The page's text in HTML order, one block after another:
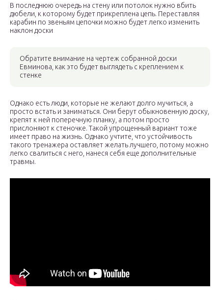
В последнюю очередь на стену или потолок нужно вбить
дюбели, к которому будет прикреплена цепь. Переставляя
карабин по звеньям цепочки можно будет легко изменить
наклон доски
Обратите внимание на чертеж собранной доски
Евминова, как это будет выглядеть с креплением к
стенке
Однако есть люди, которые не желают долго мучиться, а
просто встать и заниматься. Они берут обыкновенную доску,
крепят к ней поперечную планку, а потом просто
прислоняют к стеночке. Такой упрощенный вариант тоже
имеет право на жизнь. Однако учтите, что устойчивость
такого тренажера оставляет желать лучшего, потому можно
легко свалиться с него, нанеся себя еще дополнительные
травмы.